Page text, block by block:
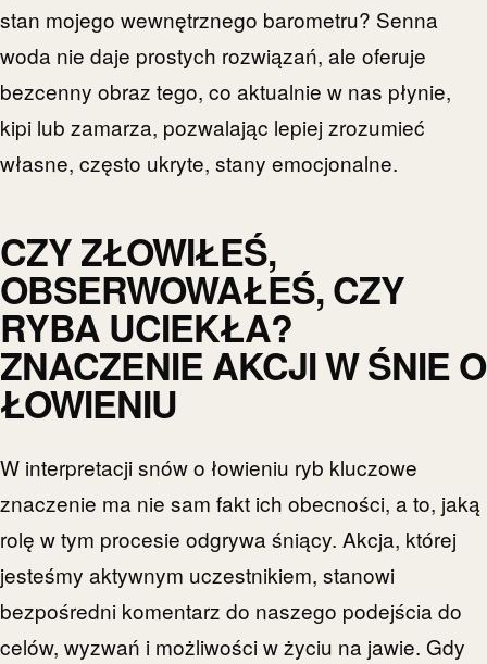
stan mojego wewnętrznego barometru? Senna
woda nie daje prostych rozwiązań, ale oferuje
bezcenny obraz tego, co aktualnie w nas płynie,
kipi lub zamarza, pozwalając lepiej zrozumieć
własne, często ukryte, stany emocjonalne.
CZY ZŁOWIŁEŚ,
OBSERWOWAŁEŚ, CZY
RYBA UCIEKŁA?
ZNACZENIE AKCJI W ŚNIE O
ŁOWIENIU
W interpretacji snów o łowieniu ryb kluczowe
znaczenie ma nie sam fakt ich obecności, a to, jaką
rolę w tym procesie odgrywa śniący. Akcja, której
jesteśmy aktywnym uczestnikiem, stanowi
bezpośredni komentarz do naszego podejścia do
celów, wyzwań i możliwości w życiu na jawie. Gdy